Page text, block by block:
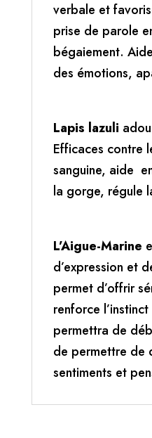
verbale et
prise de parole
bégaiement.
des émotions,
Lapis lazuli
Efficaces contre
sanguine, aide
la gorge, régule
L’Aigue-Marine
d’expression et
permet d’offrir
renforce
permettra de
de permettre de
sentiments et